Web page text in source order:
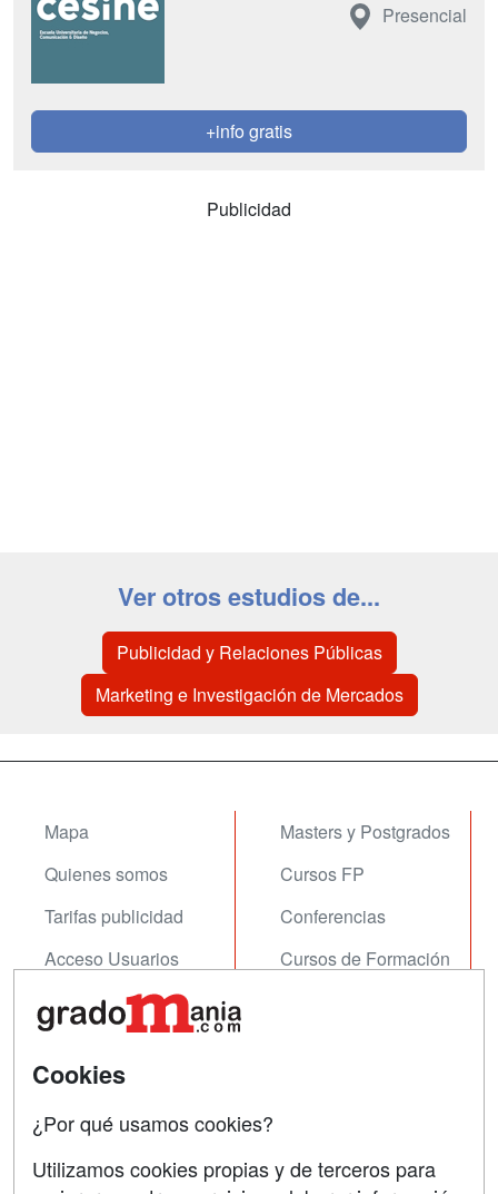
Presencial
+info gratis
Publicidad
Ver otros estudios de...
Publicidad y Relaciones Públicas
Marketing e Investigación de Mercados
Mapa
Quienes somos
Tarifas publicidad
Acceso Usuarios
Acceso Centros
Masters y Postgrados
Cursos FP
Conferencias
Cursos de Formación
Contactar
Cookies
¿Por qué usamos cookies?
Utilizamos cookies propias y de terceros para